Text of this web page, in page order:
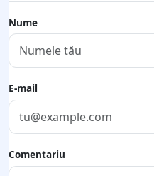
Nume
E-mail
Comentariu